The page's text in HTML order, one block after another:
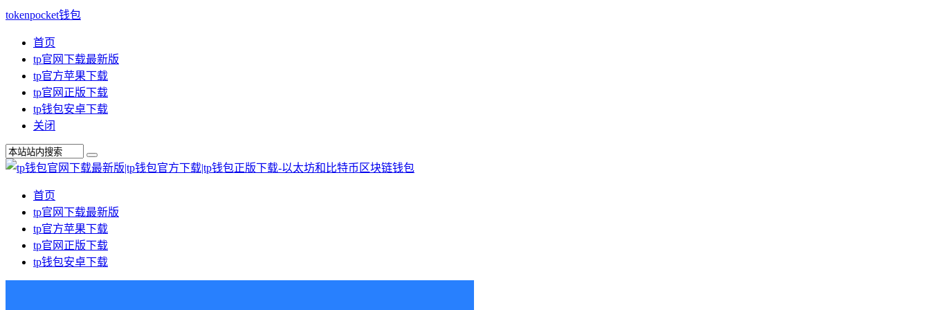
tokenpocket钱包
首页
tp官网下载最新版
tp官方苹果下载
tp官网正版下载
tp钱包安卓下载
关闭
首页
tp官网下载最新版
tp官方苹果下载
tp官网正版下载
tp钱包安卓下载